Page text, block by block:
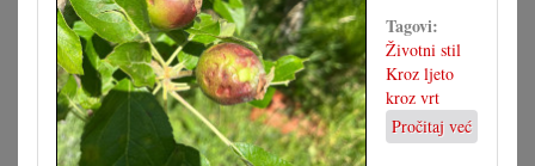
Tagovi:
Životni stil
Kroz ljeto
kroz vrt
Pročitaj već
Kad